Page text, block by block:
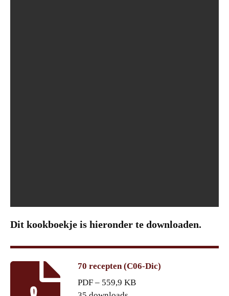
Dit kookboekje is hieronder te downloaden.
70 recepten (C06-Dic)
PDF – 559,9 KB